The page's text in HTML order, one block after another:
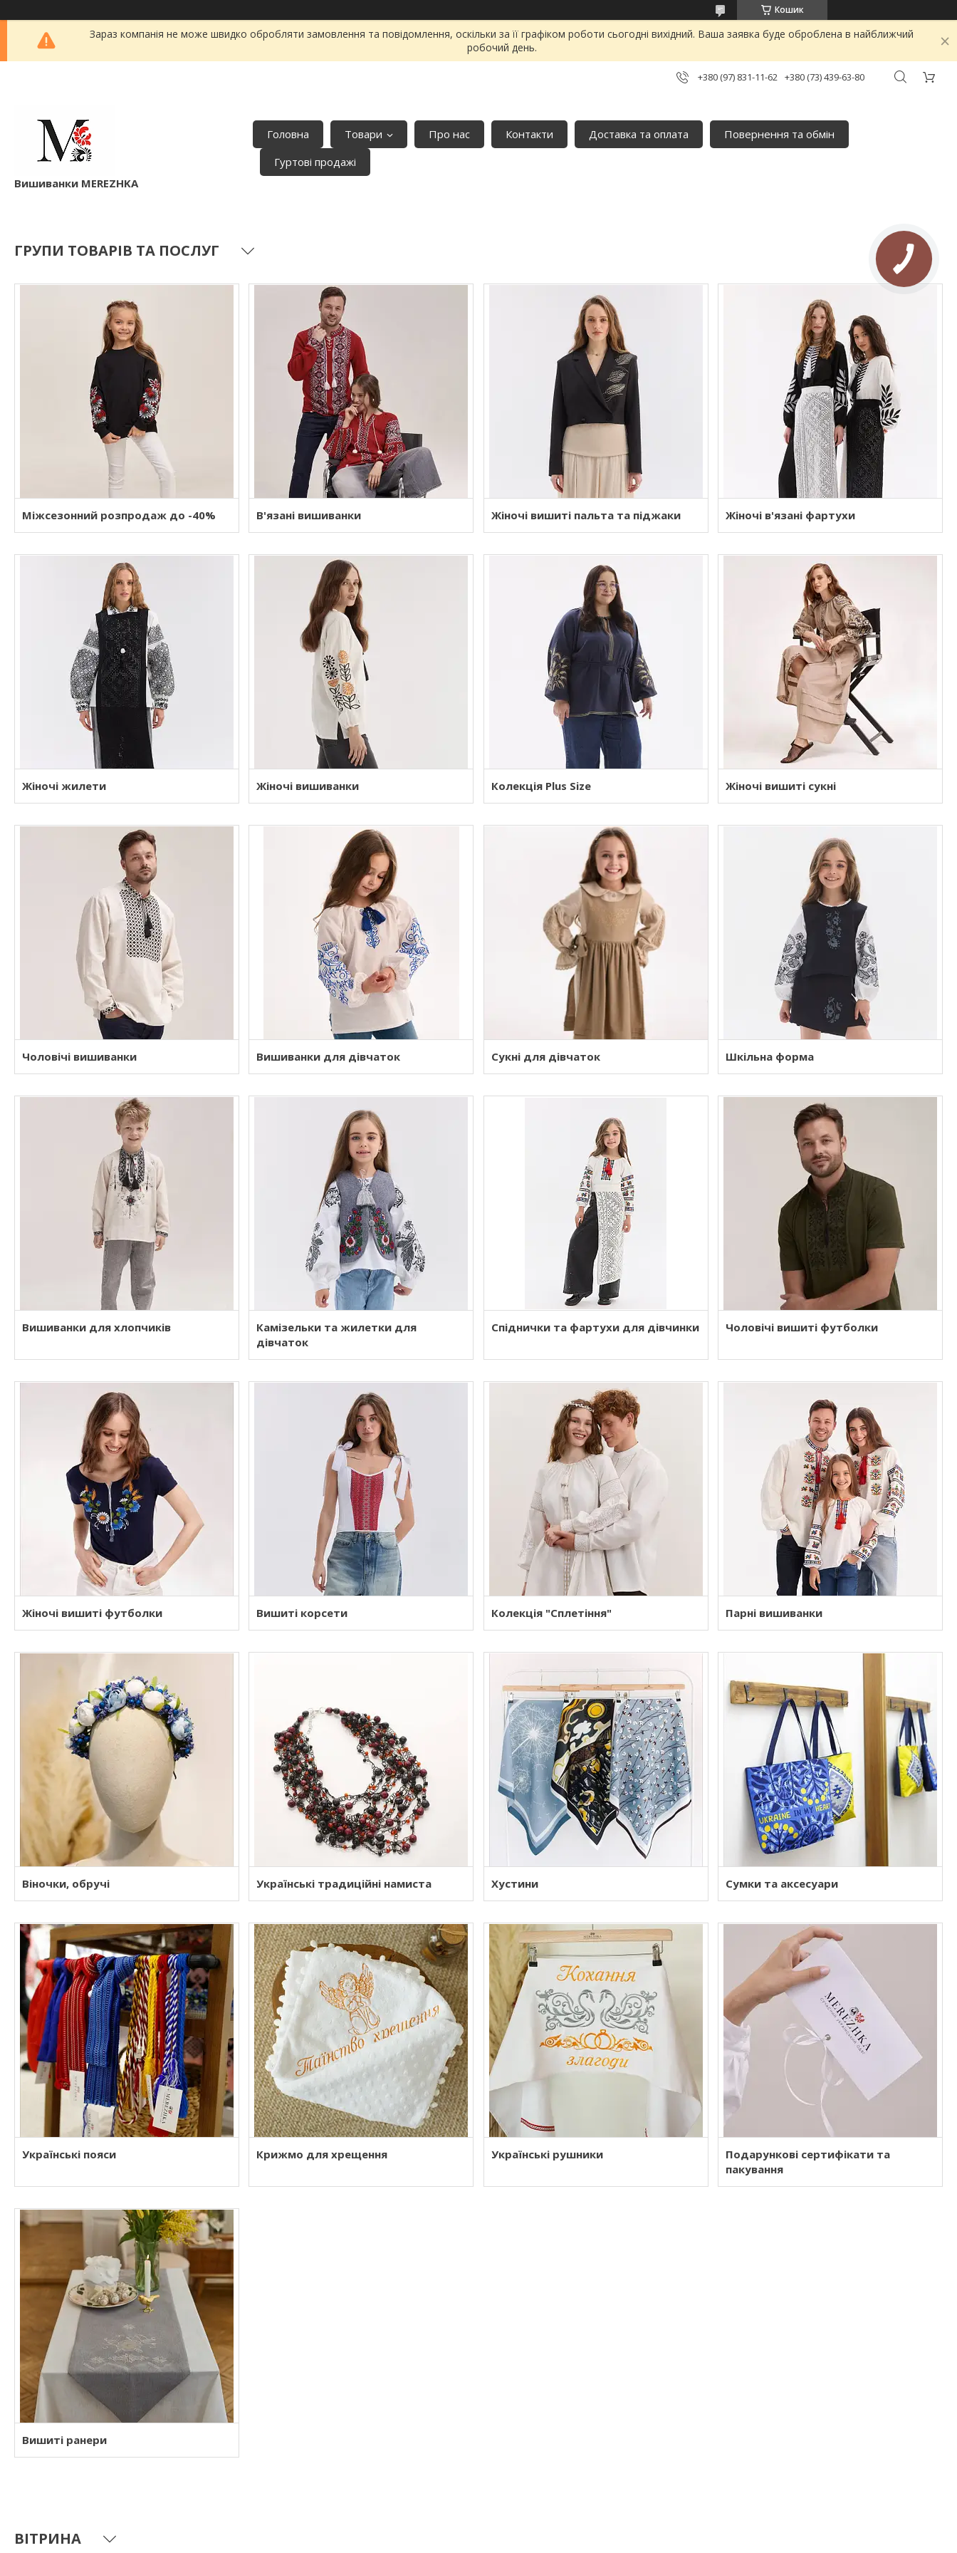
Кошик
Зараз компанія не може швидко обробляти замовлення та повідомлення, оскільки за її графіком роботи сьогодні вихідний. Ваша заявка буде оброблена в найближчий
робочий день.
+380 (97) 831-11-62 +380 (73) 439-63-80
Вишиванки MEREZHKA
Головна Товари Про нас Контакти Доставка та оплата
Повернення та обмін
Гуртові продажі
ГРУПИ ТОВАРІВ ТА ПОСЛУГ
Міжсезонний розпродаж до -40% В'язані вишиванки Жіночі вишиті пальта та піджаки Жіночі в'язані фартухи
Жіночі жилети Жіночі вишиванки Колекція Plus Size Жіночі вишиті сукні
Чоловічі вишиванки Вишиванки для дівчаток Сукні для дівчаток Шкільна форма
Вишиванки для хлопчиків
Камізельки та жилетки для
дівчаток
Спіднички та фартухи для дівчинки Чоловічі вишиті футболки
Жіночі вишиті футболки Вишиті корсети Колекція "Сплетіння" Парні вишиванки
Віночки, обручі Українські традиційні намиста Хустини Сумки та аксесуари
Українські пояси Крижмо для хрещення Українські рушники
Подарункові сертифікати та
пакування
Вишиті ранери
ВІТРИНА